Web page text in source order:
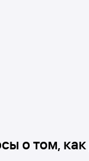
о том, как